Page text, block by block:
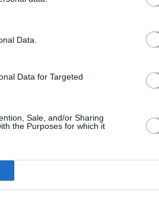
Data.
Data for Targeted
Sale, and/or Sharing
the Purposes for which it